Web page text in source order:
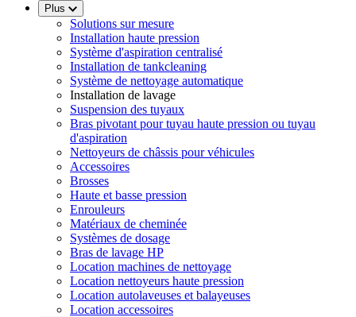
Plus
Solutions sur mesure
Installation haute pression
Système d'aspiration centralisé
Installation de tankcleaning
Système de nettoyage automatique
Installation de lavage
Suspension des tuyaux
Bras pivotant pour tuyau haute pression ou tuyau
d'aspiration
Nettoyeurs de châssis pour véhicules
Accessoires
Brosses
Haute et basse pression
Enrouleurs
Matériaux de cheminée
Systèmes de dosage
Bras de lavage HP
Location machines de nettoyage
Location nettoyeurs haute pression
Location autolaveuses et balayeuses
Location accessoires